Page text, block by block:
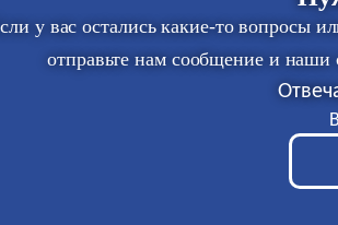
у вас остались какие-то вопросы
отправьте нам сообщение и